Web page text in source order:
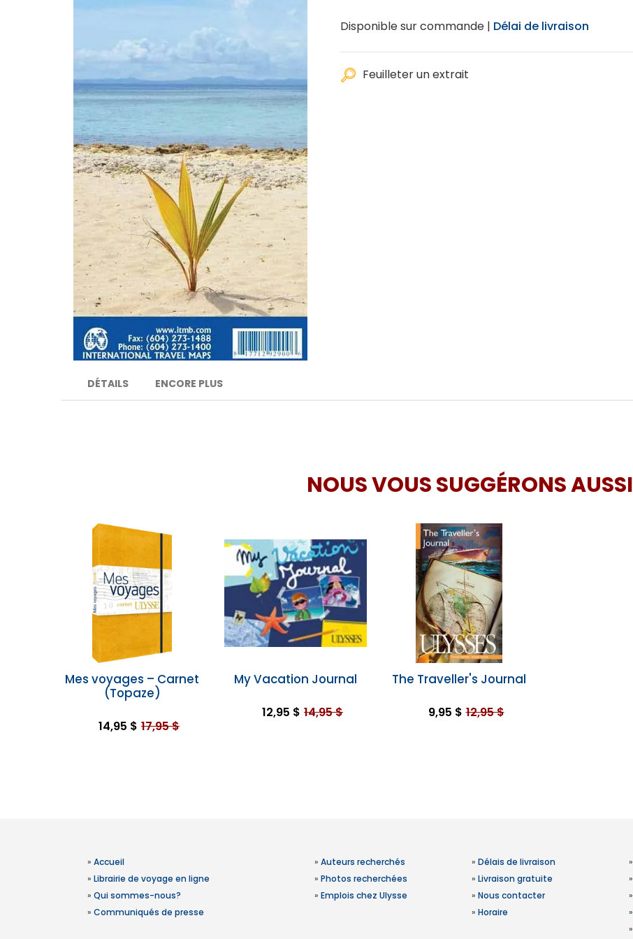
Disponible sur commande | Délai de livraison
Feuilleter un extrait
DÉTAILS ENCORE PLUS
NOUS VOUS SUGGÉRONS AUSSI
Mes voyages – Carnet
(Topaze)
14,95 $ 17,95 $
My Vacation Journal
12,95 $ 14,95 $
The Traveller's Journal
9,95 $ 12,95 $
» Accueil
» Librairie de voyage en ligne
» Qui sommes-nous?
» Communiqués de presse
» Auteurs recherchés
» Photos recherchées
» Emplois chez Ulysse
» Délais de livraison
» Livraison gratuite
» Nous contacter
» Horaire
»
»
»
»
»